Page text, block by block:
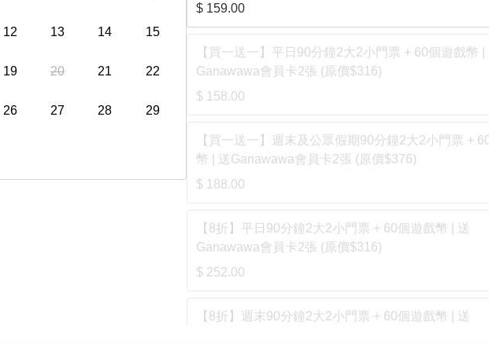
12 13 14 15
19 20 21 22
26 27 28 29
$ 159.00
【買一送一】平日90分鐘2大2小門票 + 60個遊戲幣 |
Ganawawa會員卡2張 (原價$316)
$ 158.00
【買一送一】週末及公眾假期90分鐘2大2小門票 +
幣 | 送Ganawawa會員卡2張 (原價$376)
$ 188.00
【8折】平日90分鐘2大2小門票 + 60個遊戲幣 | 送
Ganawawa會員卡2張 (原價$316)
$ 252.00
【8折】週末90分鐘2大2小門票 + 60個遊戲幣 | 送